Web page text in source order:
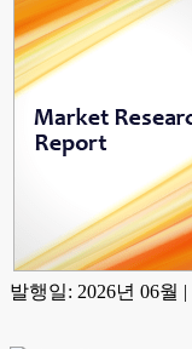
발행일: 2026년 06월 |